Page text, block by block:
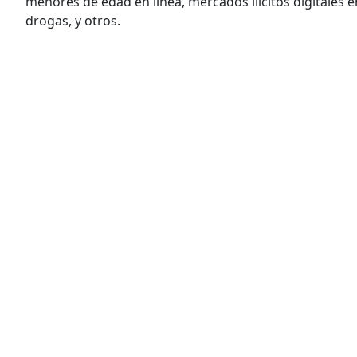
drogas, y otros.